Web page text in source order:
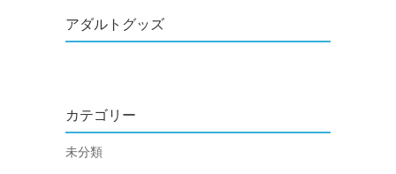
アダルトグッズ
カテゴリー
未分類